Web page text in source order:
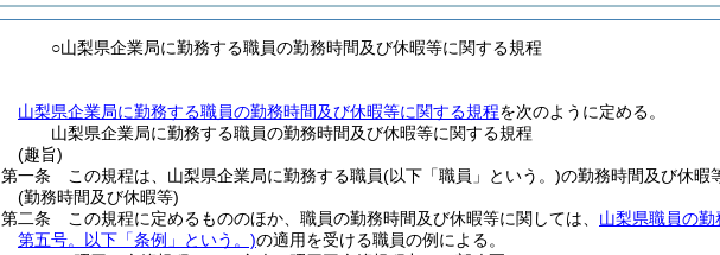
○山梨県企業局に勤務する職員の勤務時間及び休暇等に関する規程
山梨県企業局に勤務する職員の勤務時間及び休暇等に関する規程を次のように定める。
山梨県企業局に勤務する職員の勤務時間及び休暇等に関する規程
(趣旨)
第一条
この規程は、山梨県企業局に勤務する職員(以下「職員」という。)の勤務時間及び休暇
(勤務時間及び休暇等)
第二条
この規程に定めるもののほか、職員の勤務時間及び休暇等に関しては、 山梨県職員の
第五号。以下「条例」という。)の適用を受ける職員の例による。